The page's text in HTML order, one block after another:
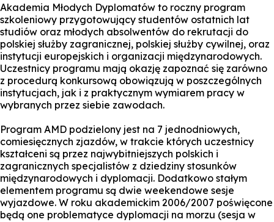
Biznes
Zapisz się na studia
Akademia Młodych Dyplomatów to roczny program
szkoleniowy przygotowujący studentów ostatnich lat
studiów oraz młodych absolwentów do rekrutacji do
polskiej służby zagranicznej, polskiej służby cywilnej, oraz
instytucji europejskich i organizacji międzynarodowych.
Uczestnicy programu mają okazję zapoznać się zarówno
z procedurą konkursową obowiązują w poszczególnych
instytucjach, jak i z praktycznym wymiarem pracy w
wybranych przez siebie zawodach.
Program AMD podzielony jest na 7 jednodniowych,
comiesięcznych zjazdów, w trakcie których uczestnicy
kształceni są przez najwybitniejszych polskich i
zagranicznych specjalistów z dziedziny stosunków
międzynarodowych i dyplomacji. Dodatkowo stałym
elementem programu są dwie weekendowe sesje
wyjazdowe. W roku akademickim 2006/2007 poświęcone
będą one problematyce dyplomacji na morzu (sesja w